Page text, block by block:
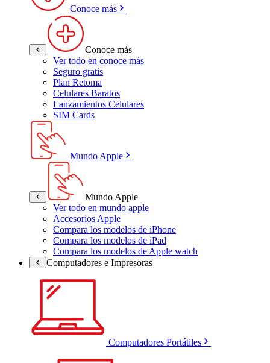
Conoce más
Conoce más
Ver todo en conoce más
Seguro gratis
Plan Retoma
Celulares Baratos
Lanzamientos Celulares
SIM Cards
Mundo Apple
Mundo Apple
Ver todo en mundo apple
Accesorios Apple
Compara los modelos de iPhone
Compara los modelos de iPad
Compara los modelos de Apple watch
Computadores e Impresoras
Computadores Portátiles